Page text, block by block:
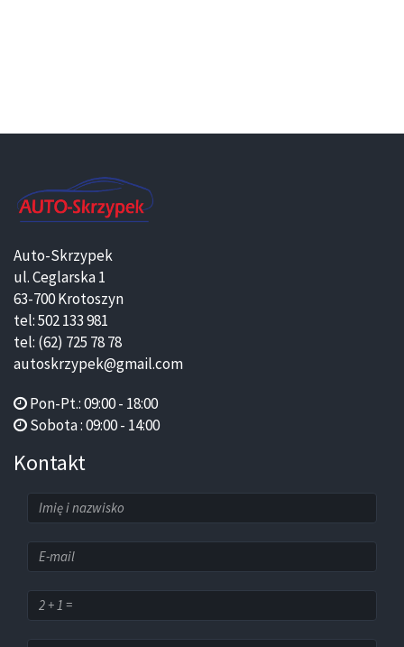
Auto-Skrzypek
ul. Ceglarska 1
63-700 Krotoszyn
tel: 502 133 981
tel: (62) 725 78 78
autoskrzypek@gmail.com
Pon-Pt.: 09:00 - 18:00
Sobota : 09:00 - 14:00
Kontakt